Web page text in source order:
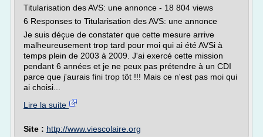
Titularisation des AVS: une annonce - 18 804 views
6 Responses to Titularisation des AVS: une annonce
Je suis déçue de constater que cette mesure arrive
malheureusement trop tard pour moi qui ai été AVSi à
temps plein de 2003 à 2009. J'ai exercé cette mission
pendant 6 années et je ne peux pas prétendre à un CDI
parce que j'aurais fini trop tôt !!! Mais ce n'est pas moi qui
ai choisi...
Lire la suite
Site : http://www.viescolaire.org